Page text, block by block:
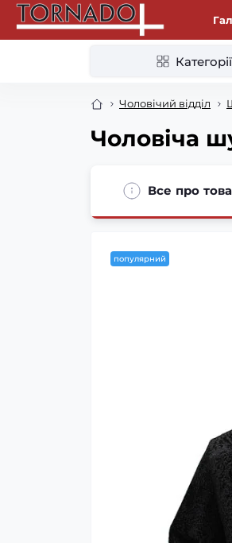
Категорії
Чоловічий відділ
Чоловіча
Все про
популярний